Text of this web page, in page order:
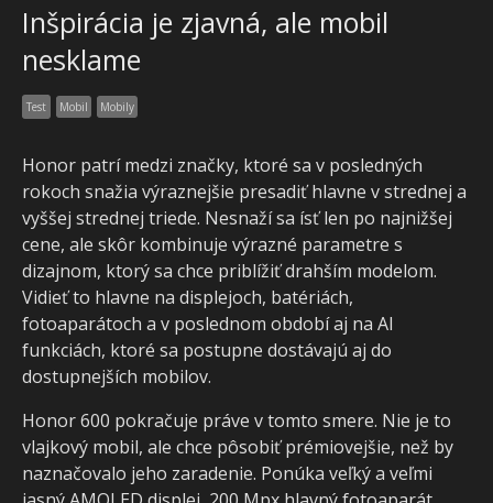
Inšpirácia je zjavná, ale mobil
nesklame
Test Mobil Mobily
Honor patrí medzi značky, ktoré sa v posledných
rokoch snažia výraznejšie presadiť hlavne v strednej a
vyššej strednej triede. Nesnaží sa ísť len po najnižšej
cene, ale skôr kombinuje výrazné parametre s
dizajnom, ktorý sa chce priblížiť drahším modelom.
Vidieť to hlavne na displejoch, batériách,
fotoaparátoch a v poslednom období aj na AI
funkciách, ktoré sa postupne dostávajú aj do
dostupnejších mobilov.
Honor 600 pokračuje práve v tomto smere. Nie je to
vlajkový mobil, ale chce pôsobiť prémiovejšie, než by
naznačovalo jeho zaradenie. Ponúka veľký a veľmi